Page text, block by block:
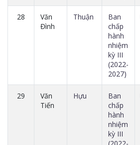
28
Văn
Đình
Thuận
Ban
chấp
hành
nhiệm
kỳ III
(2022-
2027)
29
Văn
Tiến
Hựu
Ban
chấp
hành
nhiệm
kỳ III